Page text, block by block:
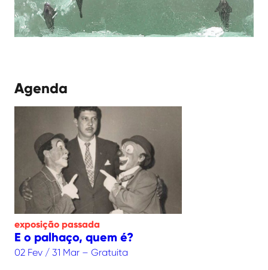
Agenda
exposição passada
E o palhaço, quem é?
02 Fev / 31 Mar – Gratuita